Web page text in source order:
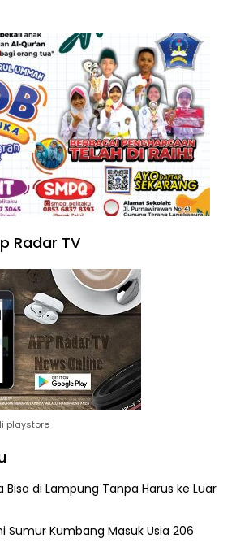
Radar TV
playstore
Bisa di Lampung Tanpa Harus ke Luar
Sumur Kumbang Masuk Usia 206